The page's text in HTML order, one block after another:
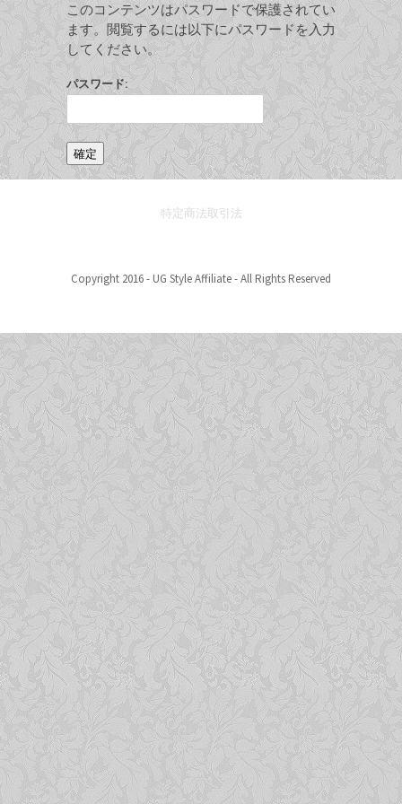
このコンテンツはパスワードで保護されてい
ます。閲覧するには以下にパスワードを入力
してください。
パスワード:
特定商法取引法
Copyright 2016 - UG Style Affiliate - All Rights Reserved